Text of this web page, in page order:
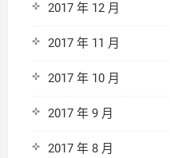
2017 年 12 月
2017 年 11 月
2017 年 10 月
2017 年 9 月
2017 年 8 月